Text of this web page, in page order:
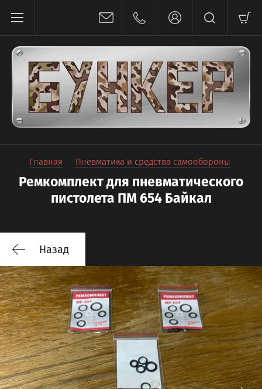
Главная Пневматика и средства самообороны
Ремкомплект для пневматического
пистолета ПМ 654 Байкал
Назад